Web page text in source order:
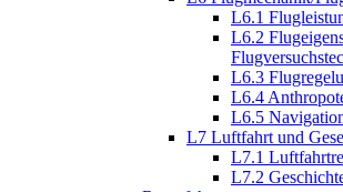
L6.1
L6.2
L6.3
L6.4
L6.5
L7 Luftfahrt und
L7.1
L7.2